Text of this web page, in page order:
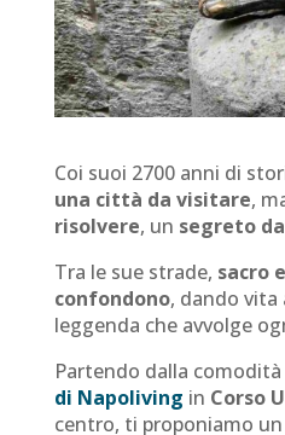
Coi suoi 2700 anni di
una città da visitare,
risolvere, un segreto
Tra le sue strade, sacro
confondono, dando vita
leggenda che avvolge
Partendo dalla
di Napoliving in Corso
centro, ti proponiamo un